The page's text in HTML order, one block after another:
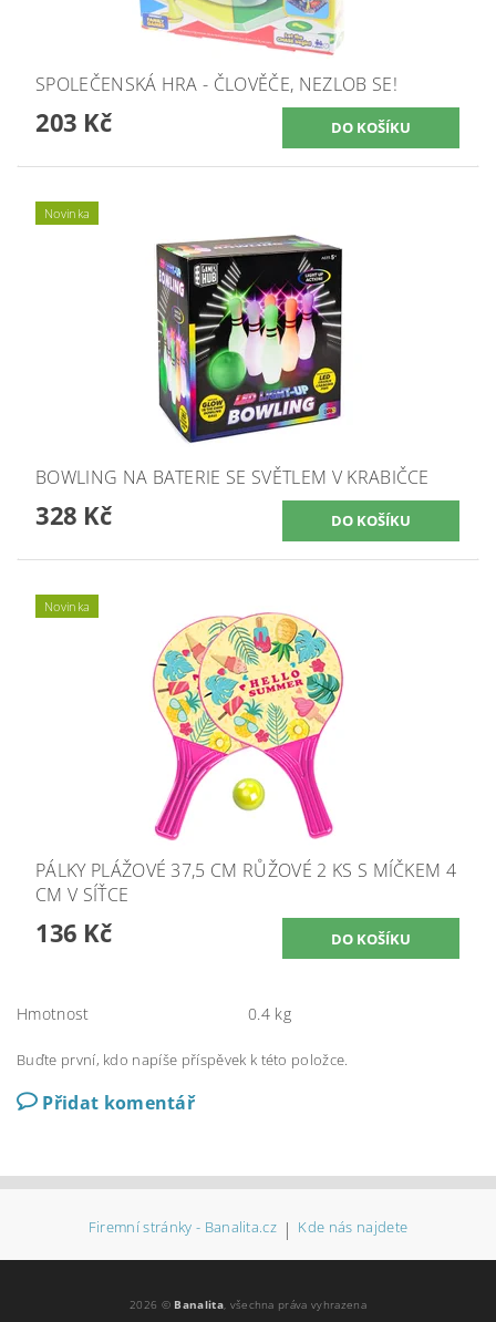
SPOLEČENSKÁ HRA - ČLOVĚČE, NEZLOB SE!
203 Kč
Novinka
BOWLING NA BATERIE SE SVĚTLEM V KRABIČCE
328 Kč
Novinka
PÁLKY PLÁŽOVÉ 37,5 CM RŮŽOVÉ 2 KS S MÍČKEM 4
CM V SÍŤCE
136 Kč
Hmotnost 0.4 kg
Buďte první, kdo napíše příspěvek k této položce.
Přidat komentář
Firemní stránky - Banalita.cz | Kde nás najdete
2026 © Banalita, všechna práva vyhrazena